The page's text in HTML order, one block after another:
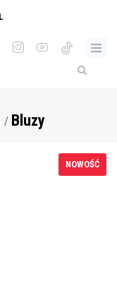
Bluzy
NOWOŚĆ